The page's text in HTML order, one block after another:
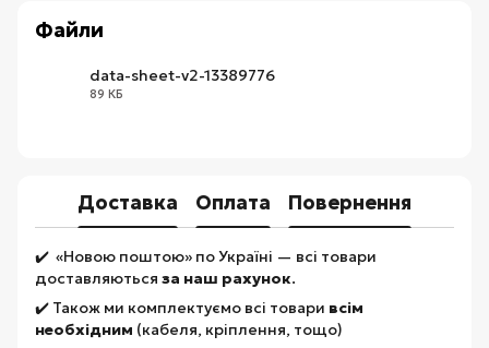
Файли
data-sheet-v2-13389776
89 КБ
Доставка Оплата Повернення
✔️ «Новою поштою» по Україні — всі товари
доставляються за наш рахунок.
✔️ Також ми комплектуємо всі товари всім
необхідним (кабеля, кріплення, тощо)